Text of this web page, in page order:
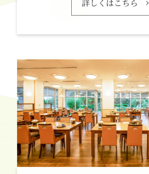
詳しくはこちら